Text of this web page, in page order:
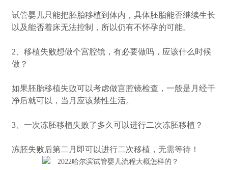
试管婴儿只能把胚胎移植到体内，具体胚胎能否继续生长
以及能否着床无法控制，所以仍有不怀孕的可能。
2、移植失败想做个宫腔镜，有必要做吗，应该什么时候
做？
如果胚胎移植失败可以考虑做宫腔镜检查，一般是月经干
净后就可以，当月应该禁性生活。
3、一次冻胚移植失败了多久可以进行二次冻胚移植？
冻胚失败后第二月即可以进行二次移植，无需等待！